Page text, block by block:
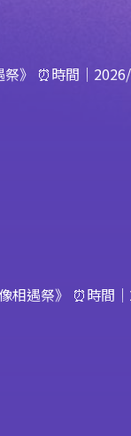
》 ⏰時間｜
相遇祭》 ⏰時